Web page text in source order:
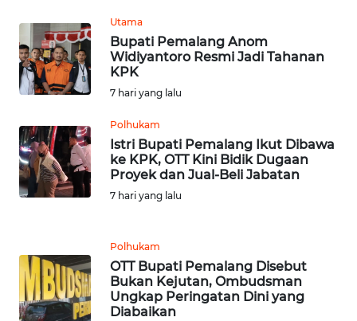
Utama
Bupati Pemalang Anom
Widiyantoro Resmi Jadi Tahanan
KPK
7 hari yang lalu
Polhukam
Istri Bupati Pemalang Ikut Dibawa
ke KPK, OTT Kini Bidik Dugaan
Proyek dan Jual-Beli Jabatan
7 hari yang lalu
Polhukam
OTT Bupati Pemalang Disebut
Bukan Kejutan, Ombudsman
Ungkap Peringatan Dini yang
Diabaikan
BABEL
WN
SUMBAR
WN
SUMSEL
WN
WN
LAMPUNG
WN